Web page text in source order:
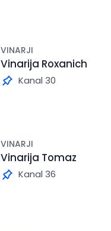
VINARJI
Vinarija Roxanich
Kanal 30
VINARJI
Vinarija Tomaz
Kanal 36